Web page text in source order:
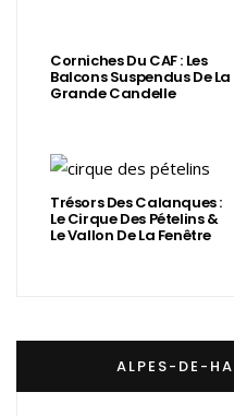
Corniches Du CAF : Les
Balcons Suspendus De La
Grande Candelle
Trésors Des Calanques :
Le Cirque Des Pételins &
Le Vallon De La Fenêtre
ALPES-DE-